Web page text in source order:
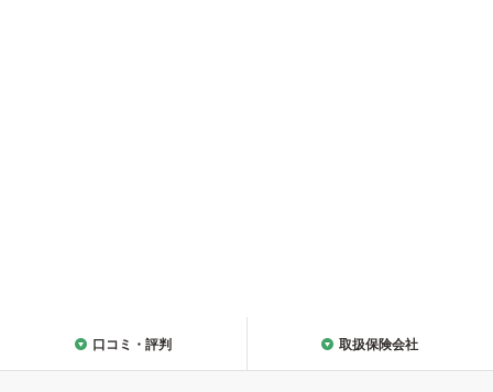
口コミ・評判 取扱保険会社